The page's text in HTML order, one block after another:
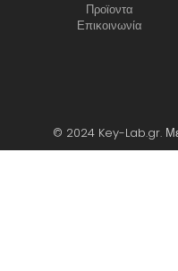
Προϊοντα
Επικοινωνία
© 2024 Key-Lab.gr. Με